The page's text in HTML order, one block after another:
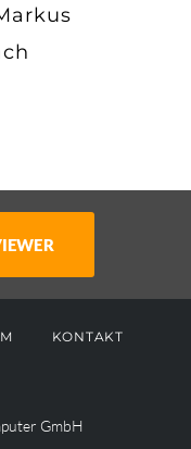
KONTAKT
GmbH